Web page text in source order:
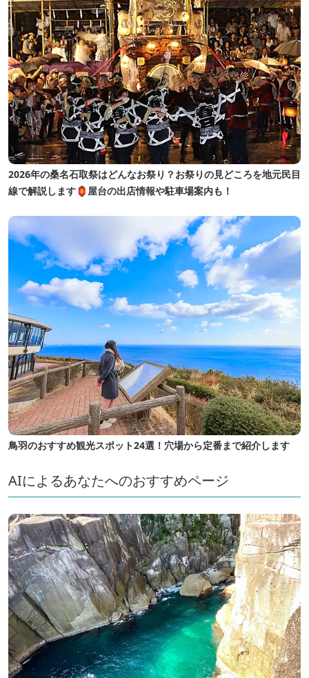
2026年の桑名石取祭はどんなお祭り？お祭りの見どころを地元民目
線で解説します🏮屋台の出店情報や駐車場案内も！
鳥羽のおすすめ観光スポット24選！穴場から定番まで紹介します
AIによるあなたへのおすすめページ